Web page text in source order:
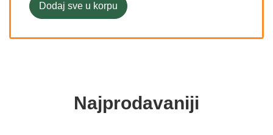
Dodaj sve u korpu
Najprodavaniji